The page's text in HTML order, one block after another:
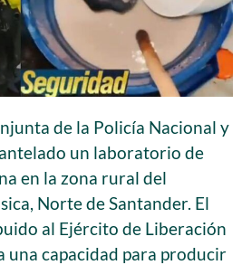
de la Policía Nacional y
un laboratorio de
en la zona rural del
Norte de Santander. El
al Ejército de Liberación
una capacidad para producir